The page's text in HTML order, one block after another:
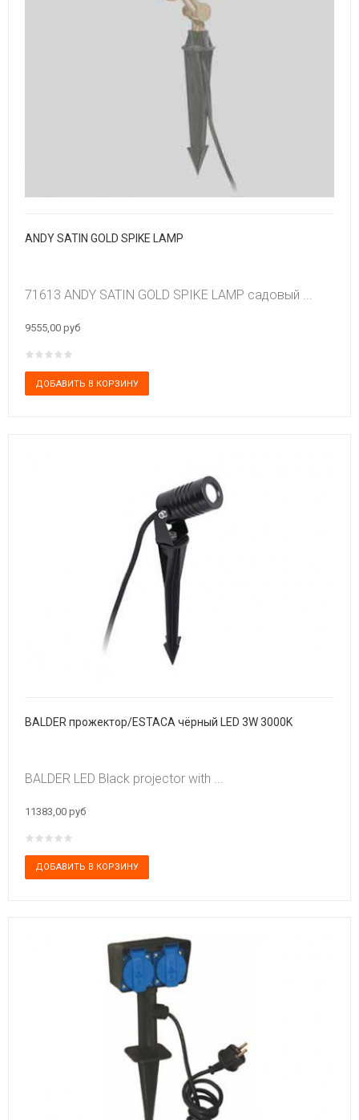
ANDY SATIN GOLD SPIKE LAMP
71613 ANDY SATIN GOLD SPIKE LAMP садовый ...
9555,00 руб
BALDER прожектор/ESTACA чёрный LED 3W 3000K
BALDER LED Black projector with ...
11383,00 руб